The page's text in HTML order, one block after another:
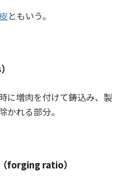
ともいう。
に増肉を付けて鋳込み、製
かれる部分。
forging ratio）